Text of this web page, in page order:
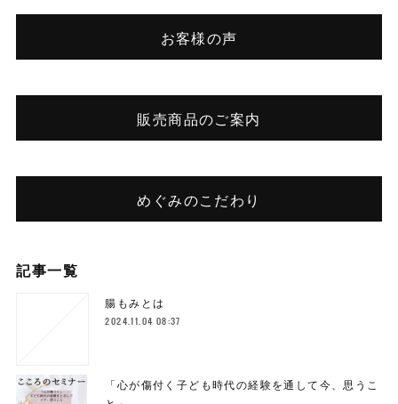
お客様の声
販売商品のご案内
めぐみのこだわり
記事一覧
腸もみとは
2024.11.04 08:37
「心が傷付く子ども時代の経験を通して今、思うこ